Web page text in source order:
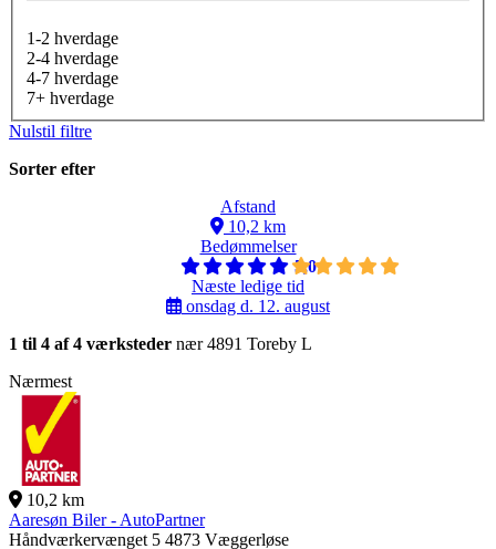
1-2 hverdage
2-4 hverdage
4-7 hverdage
7+ hverdage
Nulstil filtre
Sorter efter
Afstand
10,2 km
Bedømmelser
5,0
Næste ledige tid
onsdag d. 12. august
1 til 4 af 4 værksteder nær 4891 Toreby L
Nærmest
10,2 km
Aaresøn Biler - AutoPartner
Håndværkervænget 5 4873 Væggerløse